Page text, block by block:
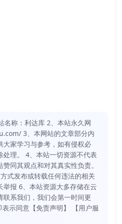
名称：利达库 2、本站永久网
3、本网站的文章部分内
大家学习与参考，如有侵权必
处理。 4、本站一切资源不代表
同其观点和对其真实性负责。
式发布或转载任何违法的相关
举报 6、本站资源大多存储在云
联系我们，我们会第一时间更
示同意【免责声明】 【用户服